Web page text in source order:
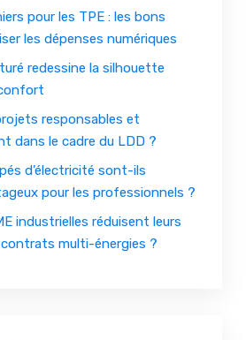
pour les TPE : les bons
les dépenses numériques
redessine la silhouette
responsables et
dans le cadre du LDD ?
d’électricité sont-ils
pour les professionnels ?
industrielles réduisent leurs
multi-énergies ?